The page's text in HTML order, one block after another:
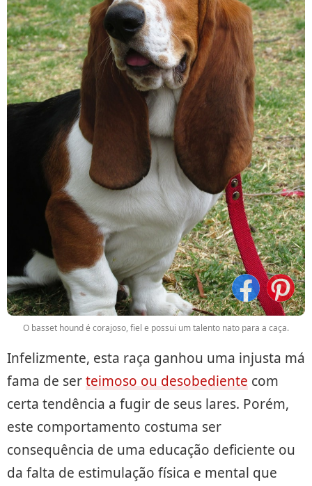
O basset hound é corajoso, fiel e possui um talento nato para a caça.
Infelizmente, esta raça ganhou uma injusta má
fama de serteimoso ou desobediente com
certa tendência a fugir de seus lares. Porém,
este comportamento costuma ser
consequência de uma educação deficiente ou
da falta de estimulação física e mental que